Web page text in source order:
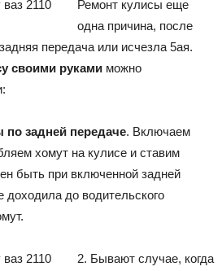
Ремонт кулисы еще
одна причина, после
передача или исчезла 5ая.
своими руками можно
по задней передаче. Включаем
хомут на кулисе и ставим
быть при включенной задней
доходила до водительского
2. Бывают случае, когда